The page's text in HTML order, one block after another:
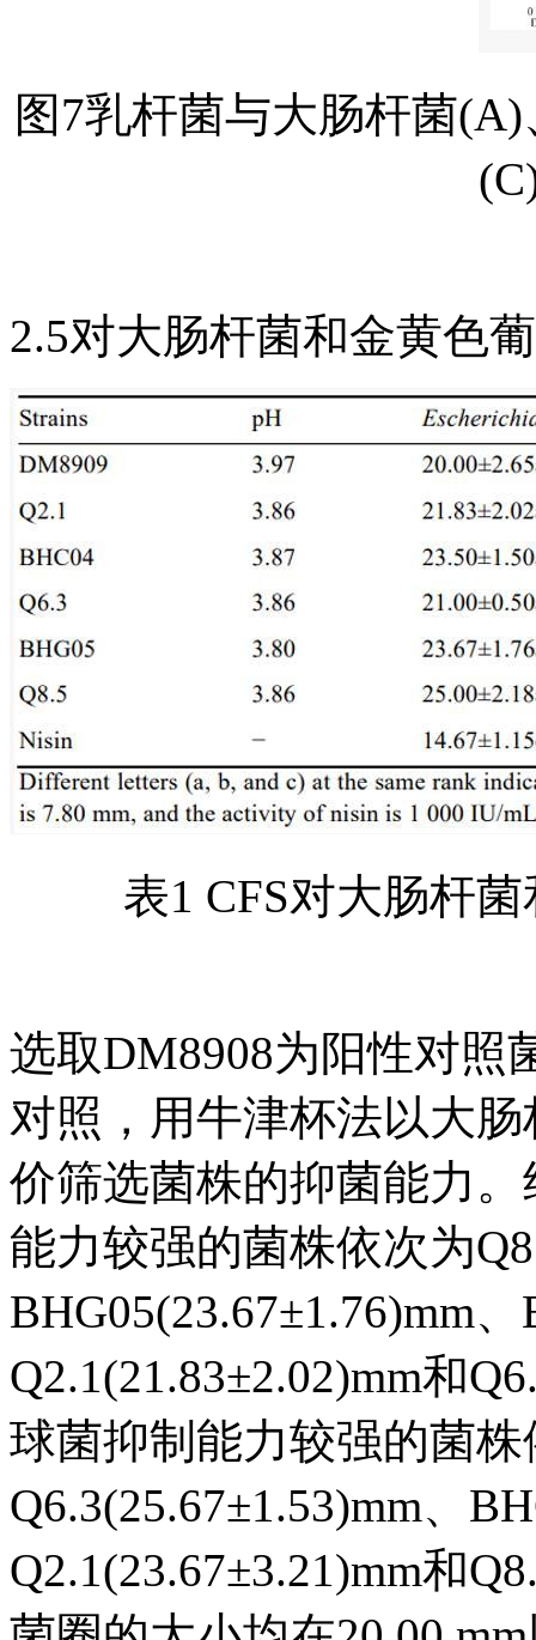
图7乳杆菌与大肠杆菌
2.5对大肠杆菌和金黄色
表1 CFS对大肠杆
选取DM8908为阳性对照
对照，用牛津杯法以大
价筛选菌株的抑菌能力
能力较强的菌株依次为
BHG05(23.67±1.76)mm
Q2.1(21.83±2.02)mm和
球菌抑制能力较强的菌株
Q6.3(25.67±1.53)mm、
Q2.1(23.67±3.21)mm和